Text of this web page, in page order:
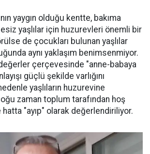
yaygın olduğu kentte, bakıma
yaşlılar için huzurevleri önemli bir
de çocukları bulunan yaşlılar
aynı yaklaşım benimsenmiyor.
çerçevesinde "anne-babaya
güçlü şekilde varlığını
yaşlıların huzurevine
zaman toplum tarafından hoş
hatta "ayıp" olarak değerlendiriliyor.